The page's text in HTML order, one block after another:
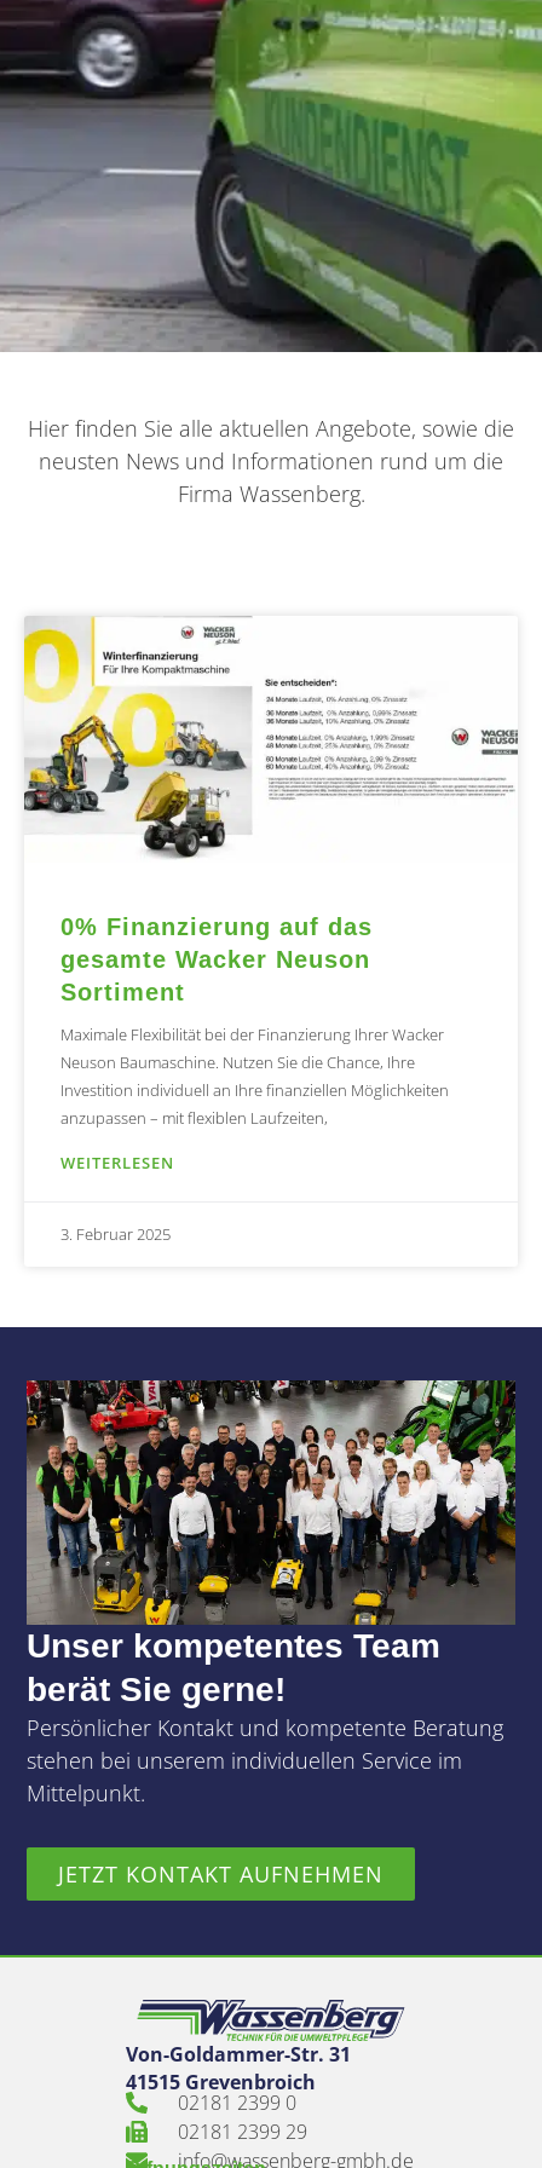
Hier finden Sie alle aktuellen Angebote, sowie die
neusten News und Informationen rund um die
Firma Wassenberg.
0% Finanzierung auf das
gesamte Wacker Neuson
Sortiment
Maximale Flexibilität bei der Finanzierung Ihrer Wacker
Neuson Baumaschine. Nutzen Sie die Chance, Ihre
Investition individuell an Ihre finanziellen Möglichkeiten
anzupassen – mit flexiblen Laufzeiten,
WEITERLESEN
3. Februar 2025
Unser kompetentes Team
berät Sie gerne!
Persönlicher Kontakt und kompetente Beratung
stehen bei unserem individuellen Service im
Mittelpunkt.
JETZT KONTAKT AUFNEHMEN
Von-Goldammer-Str. 31
41515 Grevenbroich
02181 2399 0
02181 2399 29
info@wassenberg-gmbh.de